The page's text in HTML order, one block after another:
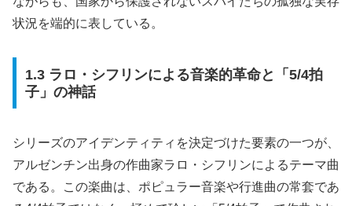
状況を端的に表している。
1.3 ラロ・シフリンによる音楽的革命と「5/4拍
子」の神話
シリーズのアイデンティティを決定づけた要素の一つが、
アルゼンチン出身の作曲家ラロ・シフリンによるテーマ曲
である。この楽曲は、ポピュラー音楽や行進曲の常套であ